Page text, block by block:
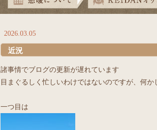
2026.03.05
近況
諸事情でブログの更新が遅れています
目まぐるしく忙しいわけではないのですが、何か
一つ目は